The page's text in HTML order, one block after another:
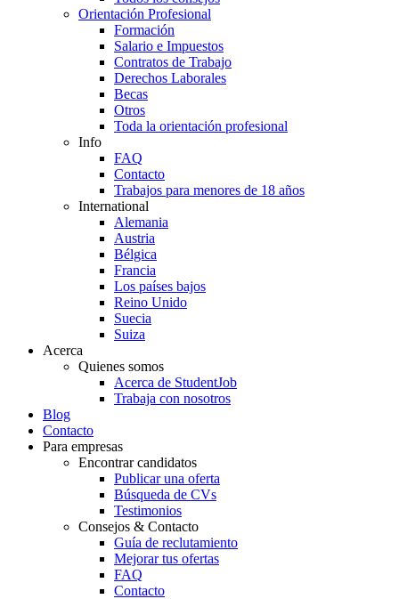
Orientación Profesional
Formación
Salario e Impuestos
Contratos de Trabajo
Derechos Laborales
Becas
Otros
Toda la orientación profesional
Info
FAQ
Contacto
Trabajos para menores de 18 años
International
Alemania
Austria
Bélgica
Francia
Los países bajos
Reino Unido
Suecia
Suiza
Acerca
Quienes somos
Acerca de StudentJob
Trabaja con nosotros
Blog
Contacto
Para empresas
Encontrar candidatos
Publicar una oferta
Búsqueda de CVs
Testimonios
Consejos & Contacto
Guía de reclutamiento
Mejorar tus ofertas
FAQ
Contacto